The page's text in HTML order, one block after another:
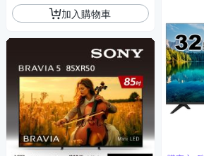
加入購物車